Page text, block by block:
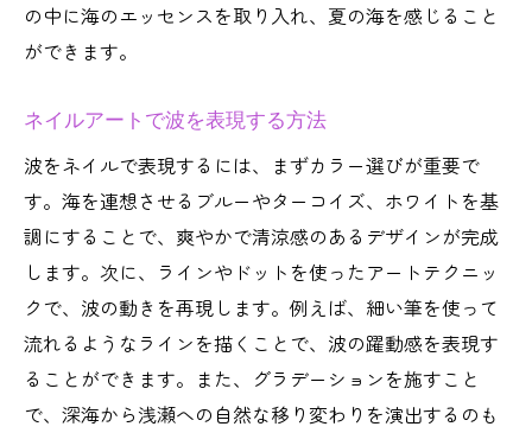
の中に海のエッセンスを取り入れ、夏の海を感じること
ができます。
ネイルアートで波を表現する方法
波をネイルで表現するには、まずカラー選びが重要で
す。海を連想させるブルーやターコイズ、ホワイトを基
調にすることで、爽やかで清涼感のあるデザインが完成
します。次に、ラインやドットを使ったアートテクニッ
クで、波の動きを再現します。例えば、細い筆を使って
流れるようなラインを描くことで、波の躍動感を表現す
ることができます。また、グラデーションを施すこと
で、深海から浅瀬への自然な移り変わりを演出するのも